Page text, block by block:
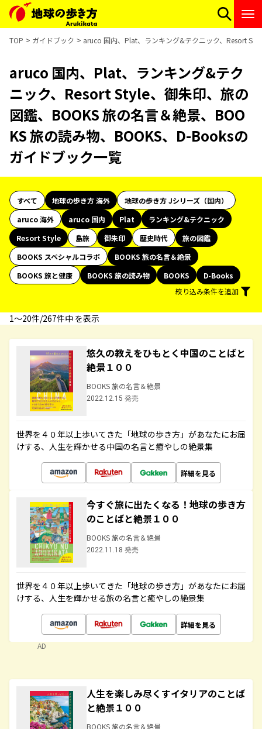
TOP ガイドブック aruco 国内、Plat、ランキング&テクニック、Resort
aruco 国内、Plat、ランキング&テク
ニック、Resort Style、御朱印、旅の
図鑑、BOOKS 旅の名言＆絶景、BOO
KS 旅の読み物、BOOKS、D-Booksの
ガイドブック一覧
すべて 地球の歩き方 海外
地球の歩き方 Jシリーズ（国内）
aruco 海外
aruco 国内 Plat
ランキング&テクニック
Resort Style
島旅 御朱印 歴史時代
旅の図鑑
BOOKS スペシャルコラボ
BOOKS 旅の名言＆絶景
BOOKS 旅と健康
BOOKS 旅の読み物 BOOKS
D-Books
絞り込み条件を追加
1〜20件/267件中 を表示
悠久の教えをひもとく中国のことばと
絶景１００
BOOKS 旅の名言＆絶景
2022.12.15 発売
世界を４０年以上歩いてきた「地球の歩き方」があなたにお届
けする、人生を輝かせる中国の名言と癒やしの絶景集
詳細を見る
今すぐ旅に出たくなる！地球の歩き方
のことばと絶景１００
BOOKS 旅の名言＆絶景
2022.11.18 発売
世界を４０年以上歩いてきた「地球の歩き方」があなたにお届
けする、人生を輝かせる旅の名言と癒やしの絶景集
詳細を見る
AD
人生を楽しみ尽くすイタリアのことば
と絶景１００
BOOKS 旅の名言＆絶景